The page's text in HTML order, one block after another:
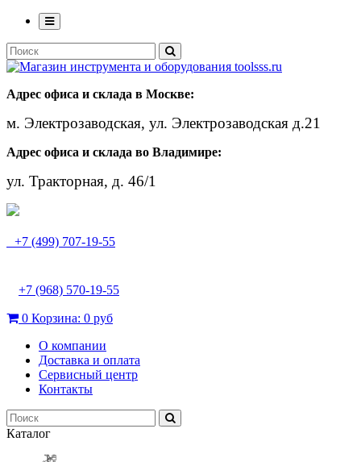
Адрес офиса и склада в Москве:
м. Электрозаводская, ул. Электрозаводская д.21
Адрес офиса и склада во Владимире:
ул. Тракторная, д. 46/1
+7 (499) 707-19-55
+7 (968) 570-19-55
0 Корзина: 0 руб
О компании
Доставка и оплата
Сервисный центр
Контакты
Каталог